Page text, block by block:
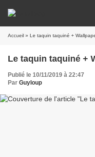
Accueil » Le taquin taquiné +
Le taquin taquiné +
Publié le 10/11/2019 à 22:47
Par Guyloup